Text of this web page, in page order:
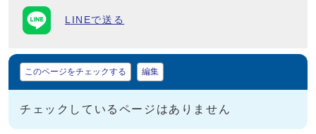
LINEで送る
マイページ
このページをチェックする 編集
チェックしているページはありません